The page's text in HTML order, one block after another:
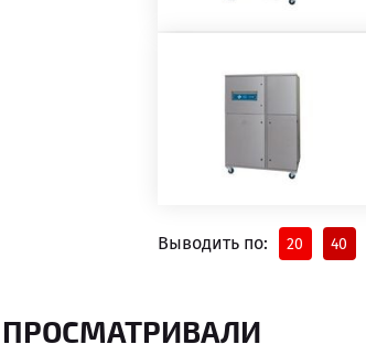
Выводить по: 20 40